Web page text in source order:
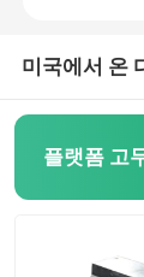
부유 발포
계류용 볼
미국에서 온
플랫폼 고